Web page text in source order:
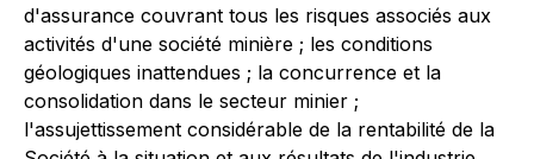
d'assurance couvrant tous les risques associés aux
activités d'une société minière ; les conditions
géologiques inattendues ; la concurrence et la
consolidation dans le secteur minier ;
l'assujettissement considérable de la rentabilité de la